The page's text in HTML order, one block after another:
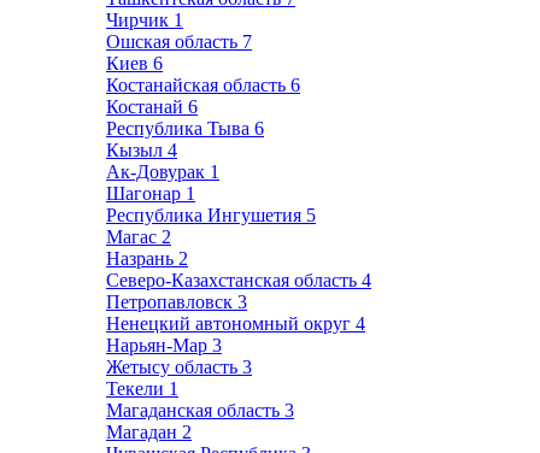
Чирчик 1
Ошская область 7
Киев 6
Костанайская область 6
Костанай 6
Республика Тыва 6
Кызыл 4
Ак-Довурак 1
Шагонар 1
Республика Ингушетия 5
Магас 2
Назрань 2
Северо-Казахстанская область 4
Петропавловск 3
Ненецкий автономный округ 4
Нарьян-Мар 3
Жетысу область 3
Текели 1
Магаданская область 3
Магадан 2